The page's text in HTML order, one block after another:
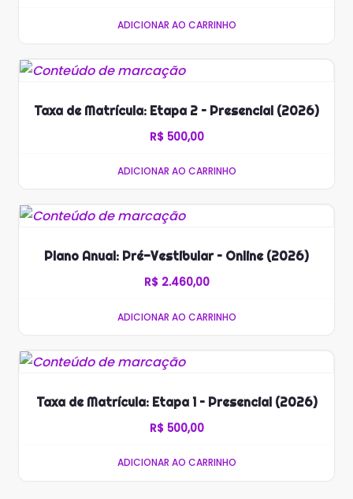
ADICIONAR AO CARRINHO
Taxa de Matrícula: Etapa 2 – Presencial (2026)
R$500,00
ADICIONAR AO CARRINHO
Plano Anual: Pré-Vestibular – Online (2026)
R$2.460,00
ADICIONAR AO CARRINHO
Taxa de Matrícula: Etapa 1 – Presencial (2026)
R$500,00
ADICIONAR AO CARRINHO